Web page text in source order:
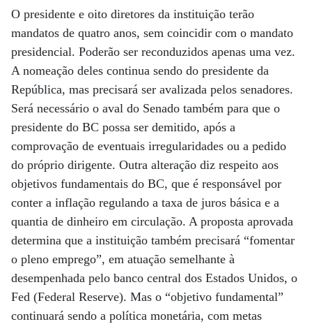
O presidente e oito diretores da instituição terão
mandatos de quatro anos, sem coincidir com o mandato
presidencial. Poderão ser reconduzidos apenas uma vez.
A nomeação deles continua sendo do presidente da
República, mas precisará ser avalizada pelos senadores.
Será necessário o aval do Senado também para que o
presidente do BC possa ser demitido, após a
comprovação de eventuais irregularidades ou a pedido
do próprio dirigente. Outra alteração diz respeito aos
objetivos fundamentais do BC, que é responsável por
conter a inflação regulando a taxa de juros básica e a
quantia de dinheiro em circulação. A proposta aprovada
determina que a instituição também precisará “fomentar
o pleno emprego”, em atuação semelhante à
desempenhada pelo banco central dos Estados Unidos, o
Fed (Federal Reserve). Mas o “objetivo fundamental”
continuará sendo a política monetária, com metas